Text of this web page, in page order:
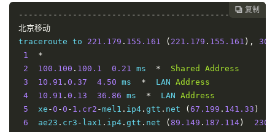
广
东
联
通
5 5 0% 341.32 323.88
广
14
*
15
14.147 127.66 375.60 ms  AS134774 China ,
16
*
17
59.40 . 49.93 371.78 ms  AS4134 China
18
58.60 188.222 378.32 ms  AS4134
China,
14
139.226
15
210.22 97.1 289.62 ms  AS17621 China , Shanghai
深圳联通
traceroute to 210.21. 196.6 210.21.196.6
1
*
2
100.100 . 100.1 0.23 ms * Shared
Address
 复制
北京移动
traceroute to 221.179 . 155.161 ( 221.179 . 155.161 ), 30
1
*
2
100.100 . 100.1 0.21 ms * Shared
Address
3
10.91 . 0.37 4.50 ms *
  LAN
Address
4
10.91 . 0.13 36.86 ms *
  LAN
Address
5
  xe
-0 -0 - 1.cr2 -mel1 . ip4 . gtt . net ( 67.199 . 141.33 )
6
  ae23
. cr3 - lax1 . ip4 . gtt . net ( 89.149 . 187.114 )